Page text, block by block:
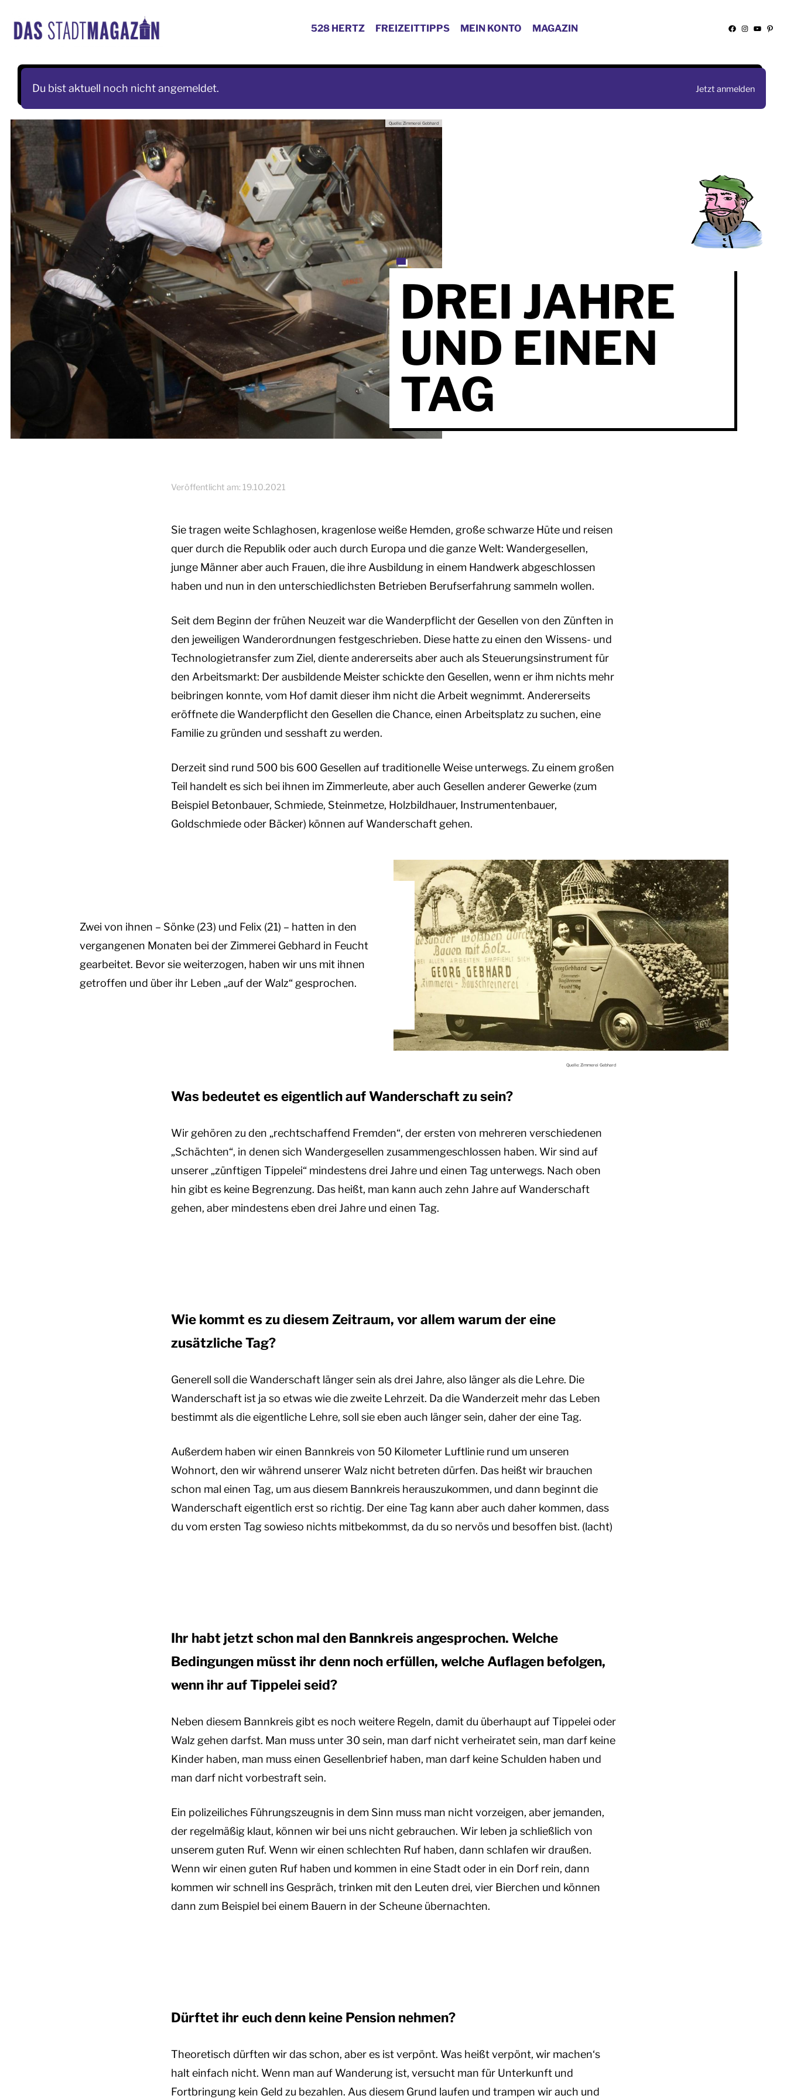
content
Facebook
528 HERTZ FREIZEITTIPPS MEIN KONTO MAGAZIN
Du bist aktuell noch nicht angemeldet. Jetzt anmelden
Quelle: Zimmerei Gebhard
DREI JAHRE
UND EINEN
TAG
Veröffentlicht am: 19.10.2021
Sie tragen weite Schlaghosen, kragenlose weiße Hemden, große schwarze Hüte und reisen
quer durch die Republik oder auch durch Europa und die ganze Welt: Wandergesellen,
junge Männer aber auch Frauen, die ihre Ausbildung in einem Handwerk abgeschlossen
haben und nun in den unterschiedlichsten Betrieben Berufserfahrung sammeln wollen.
Seit dem Beginn der frühen Neuzeit war die Wanderpflicht der Gesellen von den Zünften in
den jeweiligen Wanderordnungen festgeschrieben. Diese hatte zu einen den Wissens- und
Technologietransfer zum Ziel, diente andererseits aber auch als Steuerungsinstrument für
den Arbeitsmarkt: Der ausbildende Meister schickte den Gesellen, wenn er ihm nichts mehr
beibringen konnte, vom Hof damit dieser ihm nicht die Arbeit wegnimmt. Andererseits
eröffnete die Wanderpflicht den Gesellen die Chance, einen Arbeitsplatz zu suchen, eine
Familie zu gründen und sesshaft zu werden.
Derzeit sind rund 500 bis 600 Gesellen auf traditionelle Weise unterwegs. Zu einem großen
Teil handelt es sich bei ihnen im Zimmerleute, aber auch Gesellen anderer Gewerke (zum
Beispiel Betonbauer, Schmiede, Steinmetze, Holzbildhauer, Instrumentenbauer,
Goldschmiede oder Bäcker) können auf Wanderschaft gehen.
Zwei von ihnen – Sönke (23) und Felix (21) – hatten in den
vergangenen Monaten bei der Zimmerei Gebhard in Feucht
gearbeitet. Bevor sie weiterzogen, haben wir uns mit ihnen
getroffen und über ihr Leben „auf der Walz“ gesprochen.
Quelle: Zimmerei Gebhard
Was bedeutet es eigentlich auf Wanderschaft zu sein?
Wir gehören zu den „rechtschaffend Fremden“, der ersten von mehreren verschiedenen
„Schächten“, in denen sich Wandergesellen zusammengeschlossen haben. Wir sind auf
unserer „zünftigen Tippelei“ mindestens drei Jahre und einen Tag unterwegs. Nach oben
hin gibt es keine Begrenzung. Das heißt, man kann auch zehn Jahre auf Wanderschaft
gehen, aber mindestens eben drei Jahre und einen Tag.
Wie kommt es zu diesem Zeitraum, vor allem warum der eine
zusätzliche Tag?
Generell soll die Wanderschaft länger sein als drei Jahre, also länger als die Lehre. Die
Wanderschaft ist ja so etwas wie die zweite Lehrzeit. Da die Wanderzeit mehr das Leben
bestimmt als die eigentliche Lehre, soll sie eben auch länger sein, daher der eine Tag.
Außerdem haben wir einen Bannkreis von 50 Kilometer Luftlinie rund um unseren
Wohnort, den wir während unserer Walz nicht betreten dürfen. Das heißt wir brauchen
schon mal einen Tag, um aus diesem Bannkreis herauszukommen, und dann beginnt die
Wanderschaft eigentlich erst so richtig. Der eine Tag kann aber auch daher kommen, dass
du vom ersten Tag sowieso nichts mitbekommst, da du so nervös und besoffen bist. (lacht)
Ihr habt jetzt schon mal den Bannkreis angesprochen. Welche
Bedingungen müsst ihr denn noch erfüllen, welche Auflagen befolgen,
wenn ihr auf Tippelei seid?
Neben diesem Bannkreis gibt es noch weitere Regeln, damit du überhaupt auf Tippelei oder
Walz gehen darfst. Man muss unter 30 sein, man darf nicht verheiratet sein, man darf keine
Kinder haben, man muss einen Gesellenbrief haben, man darf keine Schulden haben und
man darf nicht vorbestraft sein.
Ein polizeiliches Führungszeugnis in dem Sinn muss man nicht vorzeigen, aber jemanden,
der regelmäßig klaut, können wir bei uns nicht gebrauchen. Wir leben ja schließlich von
unserem guten Ruf. Wenn wir einen schlechten Ruf haben, dann schlafen wir draußen.
Wenn wir einen guten Ruf haben und kommen in eine Stadt oder in ein Dorf rein, dann
kommen wir schnell ins Gespräch, trinken mit den Leuten drei, vier Bierchen und können
dann zum Beispiel bei einem Bauern in der Scheune übernachten.
Dürftet ihr euch denn keine Pension nehmen?
Theoretisch dürften wir das schon, aber es ist verpönt. Was heißt verpönt, wir machen‘s
halt einfach nicht. Wenn man auf Wanderung ist, versucht man für Unterkunft und
Fortbringung kein Geld zu bezahlen. Aus diesem Grund laufen und trampen wir auch und